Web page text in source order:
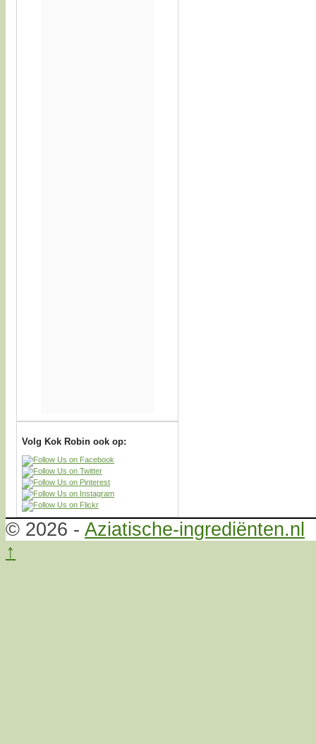
Volg Kok Robin ook op:
© 2026 - Aziatische-ingrediënten.nl
↑